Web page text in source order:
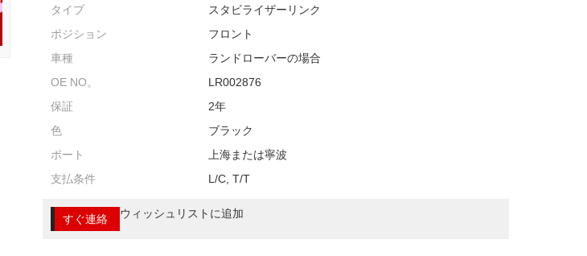
タイプ
スタビライザーリンク
ポジション
フロント
車種
ランドローバーの場合
OE NO。
LR002876
保証
2年
色
ブラック
ポート
上海または寧波
支払条件
L/C, T/T
すぐ連絡 ウィッシュリストに追加